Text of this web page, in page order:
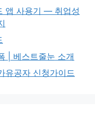
앱 사용기 — 취업성
| 베스트줄눈 소개
유공자 신청가이드